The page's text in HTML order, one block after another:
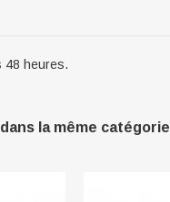
48 heures.
la même catégorie